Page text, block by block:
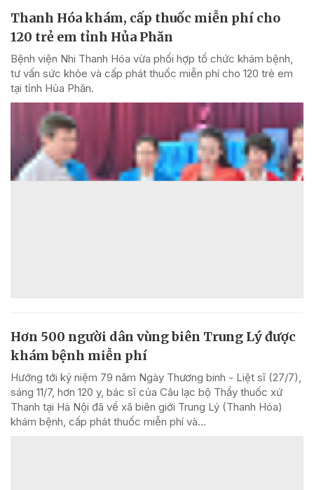
Thanh Hóa khám, cấp thuốc miễn phí cho
120 trẻ em tỉnh Hủa Phăn
Bệnh viện Nhi Thanh Hóa vừa phối hợp tổ chức khám bệnh,
tư vấn sức khỏe và cấp phát thuốc miễn phí cho 120 trẻ em
tại tỉnh Hủa Phăn.
Hơn 500 người dân vùng biên Trung Lý được
khám bệnh miễn phí
Hướng tới kỷ niệm 79 năm Ngày Thương binh - Liệt sĩ (27/7),
sáng 11/7, hơn 120 y, bác sĩ của Câu lạc bộ Thầy thuốc xứ
Thanh tại Hà Nội đã về xã biên giới Trung Lý (Thanh Hóa)
khám bệnh, cấp phát thuốc miễn phí và...